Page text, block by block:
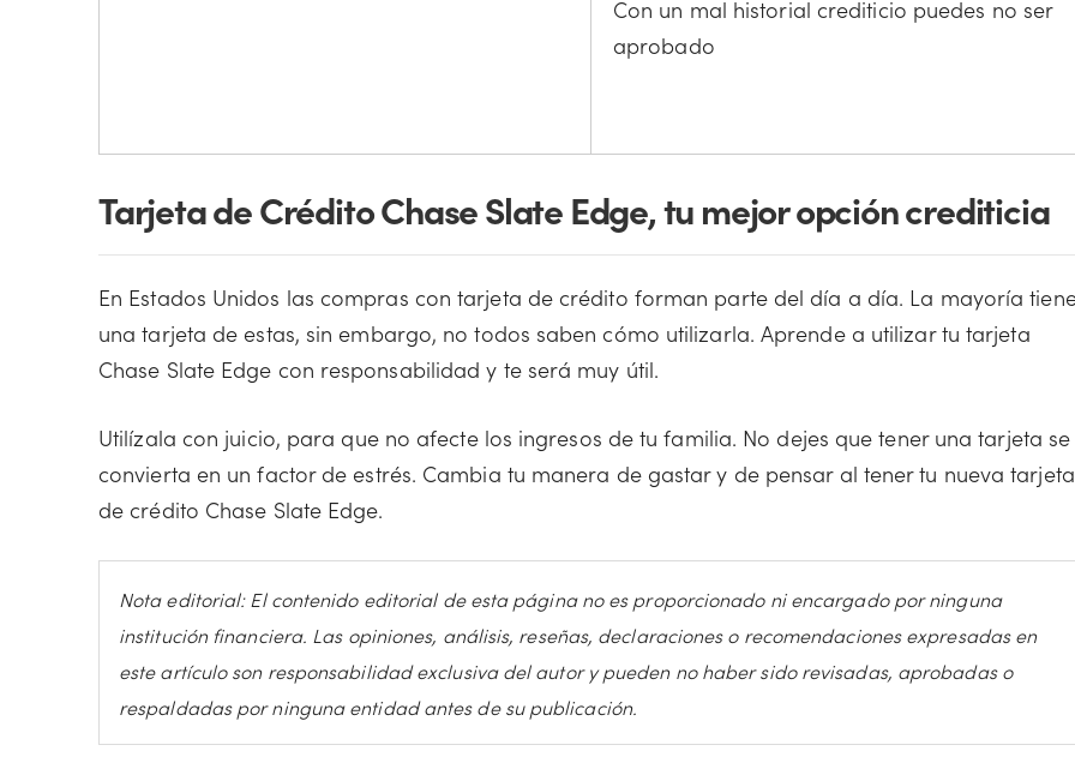
Con un mal historial crediticio puedes no ser
aprobado
Tarjeta de Crédito Chase Slate Edge, tu mejor opción crediticia
En Estados Unidos las compras con tarjeta de crédito forman parte del día a día. La mayoría
una tarjeta de estas, sin embargo, no todos saben cómo utilizarla. Aprende a utilizar tu tarjeta
Chase Slate Edge con responsabilidad y te será muy útil.
Utilízala con juicio, para que no afecte los ingresos de tu familia. No dejes que tener una tarjeta se
convierta en un factor de estrés. Cambia tu manera de gastar y de pensar al tener tu nueva tarjeta
de crédito Chase Slate Edge.
Nota editorial: El contenido editorial de esta página no es proporcionado ni encargado por ninguna
institución financiera. Las opiniones, análisis, reseñas, declaraciones o recomendaciones expresadas en
este artículo son responsabilidad exclusiva del autor y pueden no haber sido revisadas, aprobadas o
respaldadas por ninguna entidad antes de su publicación.